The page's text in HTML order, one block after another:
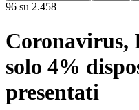
96 su 2.458
Coronavirus,
solo 4%
presentati